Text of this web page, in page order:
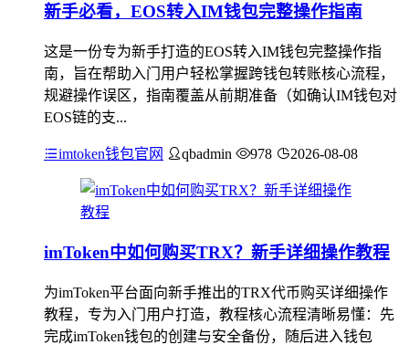
新手必看，EOS转入IM钱包完整操作指南
这是一份专为新手打造的EOS转入IM钱包完整操作指
南，旨在帮助入门用户轻松掌握跨钱包转账核心流程，
规避操作误区，指南覆盖从前期准备（如确认IM钱包对
EOS链的支...
imtoken钱包官网 qbadmin 978 2026-08-08
imToken中如何购买TRX？新手详细操作教程
为imToken平台面向新手推出的TRX代币购买详细操作
教程，专为入门用户打造，教程核心流程清晰易懂：先
完成imToken钱包的创建与安全备份，随后进入钱包